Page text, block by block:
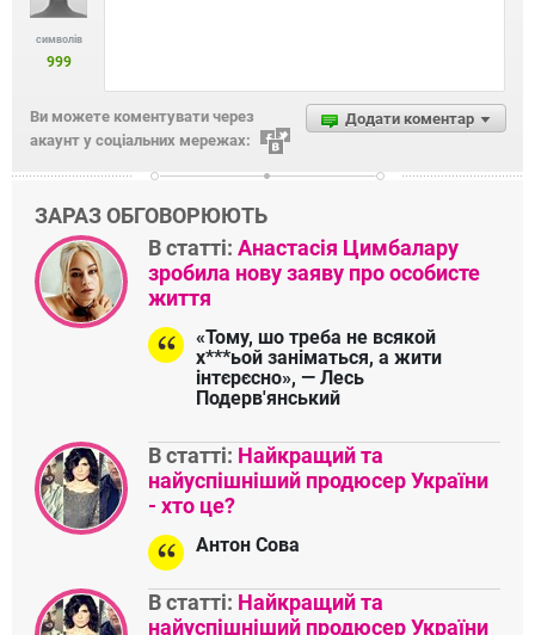
символів
999
Додати коментар
Ви можете коментувати через
акаунт у соціальних мережах:
ЗАРАЗ ОБГОВОРЮЮТЬ
В статті: Анастасія Цимбалару
зробила нову заяву про особисте
життя
«Тому, шо треба не всякой
х***ьой заніматься, а жити
інтєрєсно», — Лесь
Подерв'янський
В статті: Найкращий та
найуспішніший продюсер України
- хто це?
Антон Сова
В статті: Найкращий та
найуспішніший продюсер України